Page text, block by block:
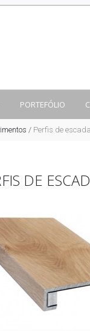
PORTEFÓLIO
/ Perfis de escada
DE